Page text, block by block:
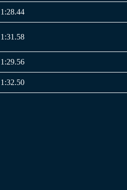
1:28.44
1:31.58
1:29.56
1:32.50